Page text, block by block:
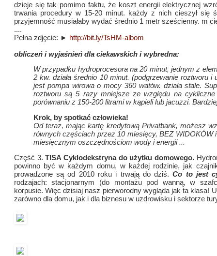
dzieje się tak pomimo faktu, że koszt energii elektrycznej
trwania procedury w 15-20 minut. każdy z nich cieszył się
przyjemność musiałaby wydać średnio 1 metr sześcienny. m
....
Pełna zdjęcie: ► http://bit.ly/TsHM-albom
obliczeń i wyjaśnień dla ciekawskich i wybredna:
W przypadku hydroprocesora na 20 minut, jednym z
2 kw.działa średnio 10 minut. (podgrzewanie roztworu i
jest pompa wirowa o mocy 360 watów. działa stale.
roztworu są 5 razy mniejsze ze względu na
porównaniu z 150-200 litrami w kąpieli lub jacuzzi.
Krok, by spotkać człowieka!
Od teraz, mając kartę kredytową Privatbank, możesz
równych częściach przez 10 miesięcy, BEZ WIDOKÓW
miesięcznym oszczędnościom wody i energii ...
Część 3.TISA Cyklodekstryna do użytku domowego.
powinno być w każdym domu, w każdej rodzinie, jak
prowadzone są od 2010 roku i trwają do dziś.Co to jest
rodzajach: stacjonarnym (do montażu pod wanną, w
korpusie.Więc dzisiaj nasz pierworodny wygląda jak ta klasa!
zarówno dla domu, jak i dla biznesu w uzdrowisku i sektorze